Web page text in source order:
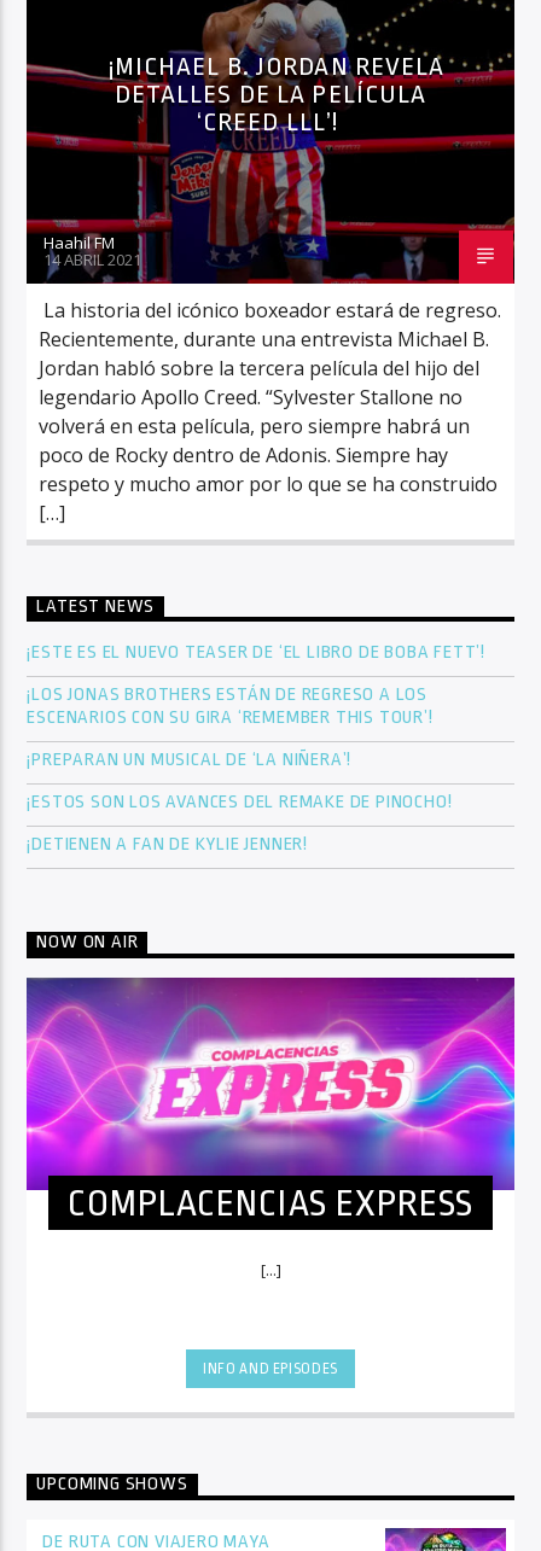
Haahil FM
¡MICHAEL B. JORDAN REVELA
DETALLES DE LA PELÍCULA
‘CREED LLL’!
Haahil FM
14 ABRIL 2021
La historia del icónico boxeador estará de regreso.
Recientemente, durante una entrevista Michael B.
Jordan habló sobre la tercera película del hijo del
legendario Apollo Creed. “Sylvester Stallone no
volverá en esta película, pero siempre habrá un
poco de Rocky dentro de Adonis. Siempre hay
respeto y mucho amor por lo que se ha construido
[…]
LATEST NEWS
¡ESTE ES EL NUEVO TEASER DE ‘EL LIBRO DE BOBA FETT’!
¡LOS JONAS BROTHERS ESTÁN DE REGRESO A LOS
ESCENARIOS CON SU GIRA ‘REMEMBER THIS TOUR’!
¡PREPARAN UN MUSICAL DE ‘LA NIÑERA’!
¡ESTOS SON LOS AVANCES DEL REMAKE DE PINOCHO!
¡DETIENEN A FAN DE KYLIE JENNER!
NOW ON AIR
COMPLACENCIAS EXPRESS
[...]
INFO AND EPISODES
UPCOMING SHOWS
DE RUTA CON VIAJERO MAYA